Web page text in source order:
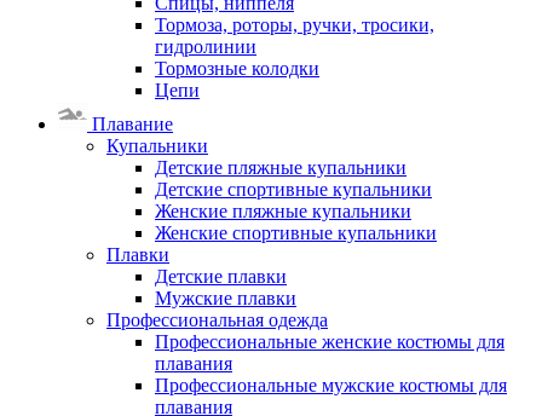
Тормоза, роторы, ручки, тросики,
гидролинии
Тормозные колодки
Цепи
Плавание
Купальники
Детские пляжные купальники
Детские спортивные купальники
Женские пляжные купальники
Женские спортивные купальники
Плавки
Детские плавки
Мужские плавки
Профессиональная одежда
Профессиональные женские костюмы для
плавания
Профессиональные мужские костюмы для
плавания